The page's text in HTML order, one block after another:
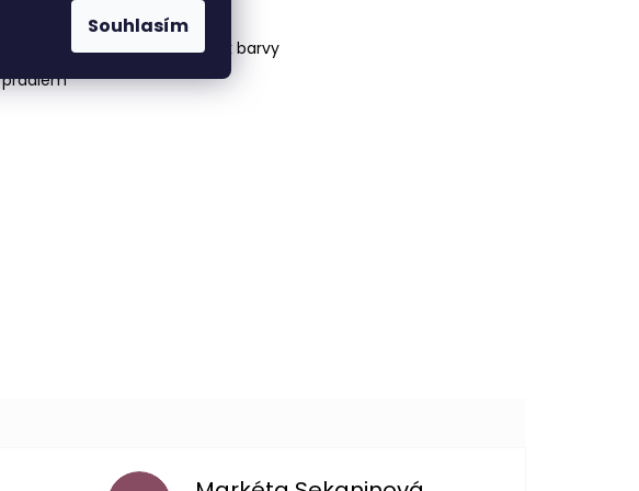
Souhlasím
místo aviváže, ustálí se tak barvy